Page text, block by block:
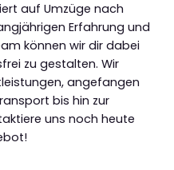
auf Umzüge nach
Erfahrung und
können wir dir dabei
zu gestalten. Wir
angefangen
bis hin zur
uns noch heute